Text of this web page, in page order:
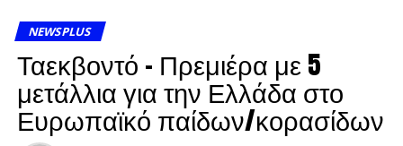
NEWSPLUS
Ταεκβοντό – Πρεμιέρα με 5
μετάλλια για την Ελλάδα στο
Ευρωπαϊκό παίδων/κορασίδων